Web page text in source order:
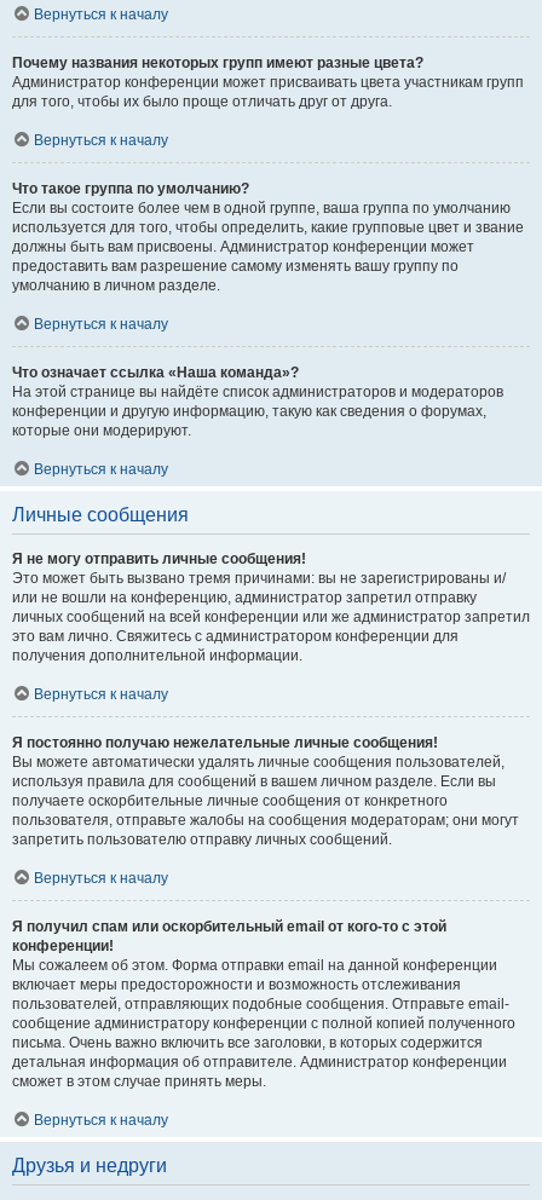
Вернуться к началу
Почему названия некоторых групп имеют разные цвета?
Администратор конференции может присваивать цвета участникам групп
для того, чтобы их было проще отличать друг от друга.
Вернуться к началу
Что такое группа по умолчанию?
Если вы состоите более чем в одной группе, ваша группа по умолчанию
используется для того, чтобы определить, какие групповые цвет и звание
должны быть вам присвоены. Администратор конференции может
предоставить вам разрешение самому изменять вашу группу по
умолчанию в личном разделе.
Вернуться к началу
Что означает ссылка «Наша команда»?
На этой странице вы найдёте список администраторов и модераторов
конференции и другую информацию, такую как сведения о форумах,
которые они модерируют.
Вернуться к началу
Личные сообщения
Я не могу отправить личные сообщения!
Это может быть вызвано тремя причинами: вы не зарегистрированы и/
или не вошли на конференцию, администратор запретил отправку
личных сообщений на всей конференции или же администратор запретил
это вам лично. Свяжитесь с администратором конференции для
получения дополнительной информации.
Вернуться к началу
Я постоянно получаю нежелательные личные сообщения!
Вы можете автоматически удалять личные сообщения пользователей,
используя правила для сообщений в вашем личном разделе. Если вы
получаете оскорбительные личные сообщения от конкретного
пользователя, отправьте жалобы на сообщения модераторам; они могут
запретить пользователю отправку личных сообщений.
Вернуться к началу
Я получил спам или оскорбительный email от кого-то с этой
конференции!
Мы сожалеем об этом. Форма отправки email на данной конференции
включает меры предосторожности и возможность отслеживания
пользователей, отправляющих подобные сообщения. Отправьте email-
сообщение администратору конференции с полной копией полученного
письма. Очень важно включить все заголовки, в которых содержится
детальная информация об отправителе. Администратор конференции
сможет в этом случае принять меры.
Вернуться к началу
Друзья и недруги